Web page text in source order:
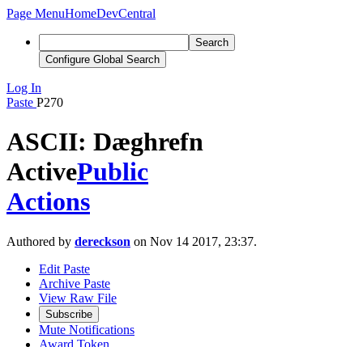
Page MenuHomeDevCentral
Search
Configure Global Search
Log In
Paste P270
ASCII: Dæghrefn
ActivePublic
Actions
Authored by dereckson on Nov 14 2017, 23:37.
Edit Paste
Archive Paste
View Raw File
Subscribe
Mute Notifications
Award Token